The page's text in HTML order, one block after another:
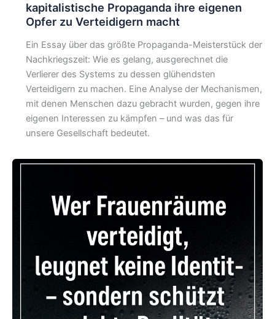
kapitalistische Propaganda ihre eigenen
Opfer zu Verteidigern macht
Ein Essay über das größte Propaganda-Meisterstück der
Nachkriegszeit: Wie es gelang, ausgerechnet die
Verlierer des Systems zu dessen glühendsten
Verteidigern zu machen. Eine Analyse der Mechanismen,
mit denen Menschen dazu gebracht wurden, gegen ihre
eigenen Interessen zu kämpfen – und was das für
unsere Gesellschaft bedeutet.